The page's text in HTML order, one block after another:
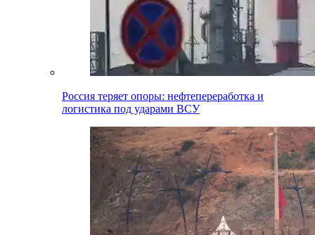
Россия теряет опоры: нефтепереработка и
логистика под ударами ВСУ